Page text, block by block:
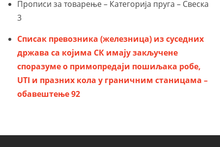
Прописи за товарење – Категорија пруга – Свеска
3
Списак превозника (железница) из суседних
држава са којима СК имају закључене
споразуме о примопредаји пошиљака робе,
UTI и празних кола у граничним станицама –
обавештење 92